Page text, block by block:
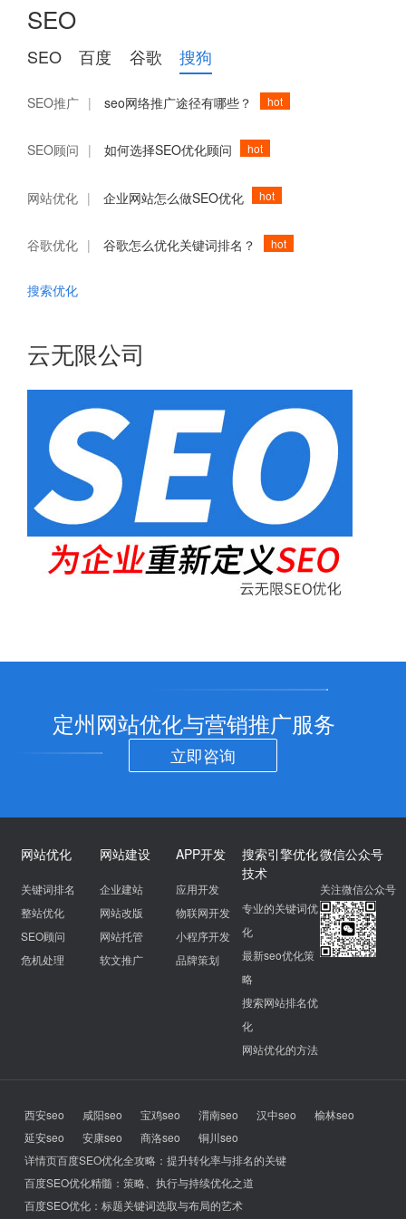
SEO
SEO 百度 谷歌 搜狗
SEO推广 | seo网络推广途径有哪些？ hot
SEO顾问 | 如何选择SEO优化顾问 hot
网站优化 | 企业网站怎么做SEO优化 hot
谷歌优化 | 谷歌怎么优化关键词排名？ hot
搜索优化
云无限公司
定州网站优化与营销推广服务
立即咨询
网站优化
关键词排名
整站优化
SEO顾问
危机处理
网站建设
企业建站
网站改版
网站托管
软文推广
APP开发
应用开发
物联网开发
小程序开发
品牌策划
搜索引擎优化
技术
专业的关键词优
化
最新seo优化策
略
搜索网站排名优
化
网站优化的方法
微信公众号
关注微信公众号
西安seo 咸阳seo 宝鸡seo 渭南seo 汉中seo
榆林seo
延安seo
安康seo 商洛seo
铜川seo
详情页百度SEO优化全攻略：提升转化率与排名的关键
百度SEO优化精髓：策略、执行与持续优化之道
百度SEO优化：标题关键词选取与布局的艺术